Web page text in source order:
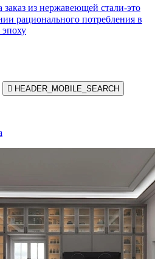
из нержавеющей стали-это
рационального потребления в
 HEADER_MOBILE_SEARCH